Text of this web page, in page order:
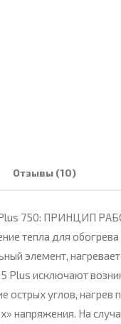
Отзывы (10)
750: ПРИНЦИП
тепла для
элемент,
Plus исключают
острых углов,
напряжения. На